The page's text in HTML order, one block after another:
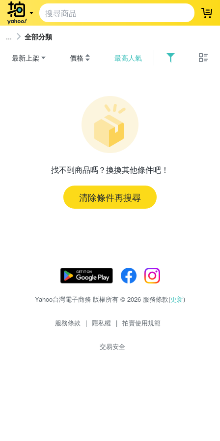
登
全部分類
最新上架 價格 最高人氣
找不到商品嗎？換換其他條件吧！
清除條件再搜尋
Yahoo台灣電子商務 版權所有 © 2026 服務條款(更新)
服務條款 | 隱私權 | 拍賣使用規範
交易安全